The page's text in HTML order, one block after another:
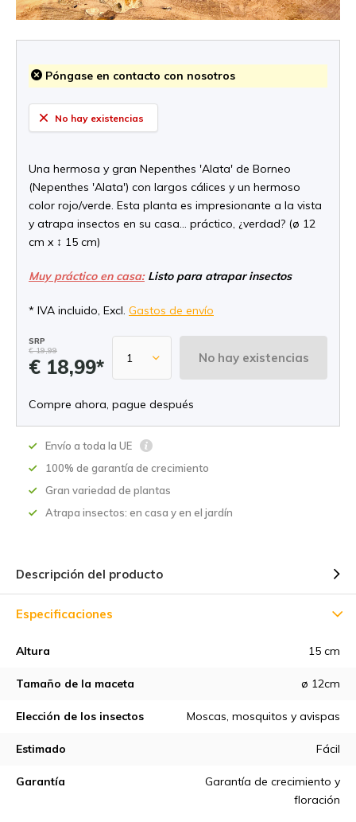
Póngase en contacto con nosotros
No hay existencias
Una hermosa y gran Nepenthes 'Alata' de Borneo
(Nepenthes 'Alata') con largos cálices y un hermoso
color rojo/verde. Esta planta es impresionante a la vista
y atrapa insectos en su casa... práctico, ¿verdad? (ø 12
cm x ↕ 15 cm)
Muy práctico en casa:Listo para atrapar insectos
* IVA incluido, Excl. Gastos de envío
SRP
€ 19,99
€ 18,99* No hay existencias
Compre ahora, pague después
Envío a toda la UE
100% de garantía de crecimiento
Gran variedad de plantas
Atrapa insectos: en casa y en el jardín
Descripción del producto
Especificaciones
Altura 15 cm
Tamaño de la maceta ø 12cm
Elección de los insectos Moscas, mosquitos y avispas
Estimado Fácil
Garantía
Garantía de crecimiento y
floración